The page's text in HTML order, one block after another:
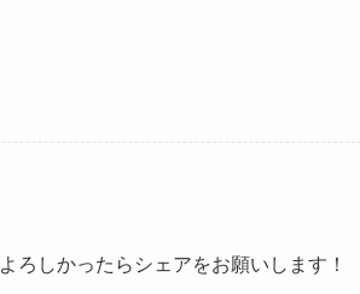
よろしかったらシェアをお願いします！